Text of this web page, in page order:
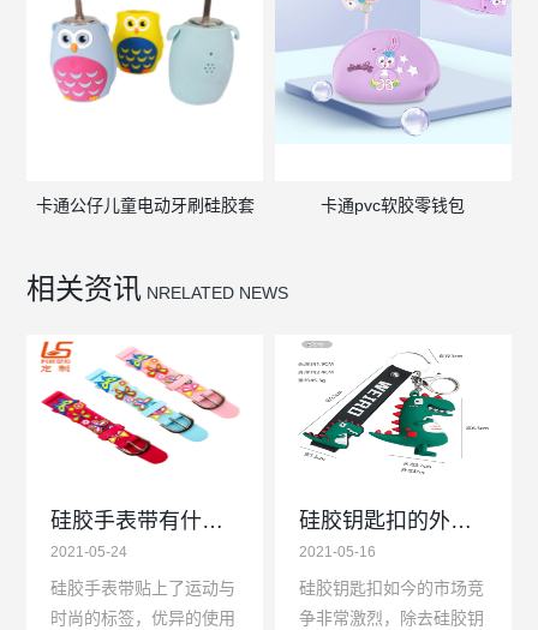
卡通公仔儿童电动牙刷硅胶套 卡通pvc软胶零钱包
相关资讯 NRELATED NEWS
硅胶手表带有什么优势？
2021-05-24
硅胶手表带贴上了运动与
时尚的标签，优异的使用
硅胶钥匙扣的外观决定了产品能否畅销
2021-05-16
硅胶钥匙扣如今的市场竞
争非常激烈，除去硅胶钥